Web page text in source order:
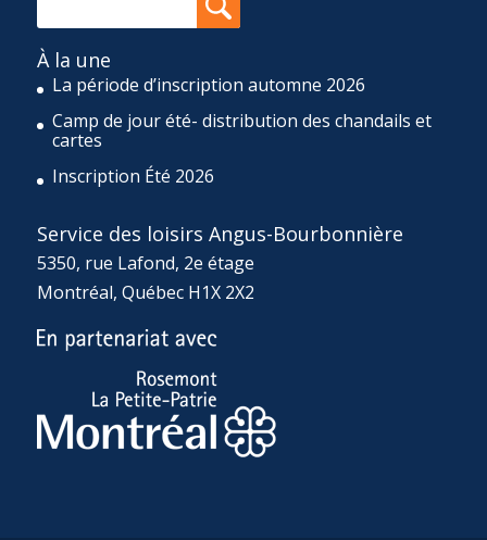
À la une
La période d’inscription automne 2026
Camp de jour été- distribution des chandails et
cartes
Inscription Été 2026
Service des loisirs Angus-Bourbonnière
5350, rue Lafond, 2e étage
Montréal, Québec H1X 2X2